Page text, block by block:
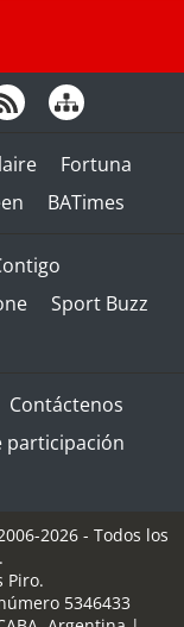
Fortuna
BATimes
Sport Buzz
Contáctenos
participación
2026 - Todos los
Piro.
5346433